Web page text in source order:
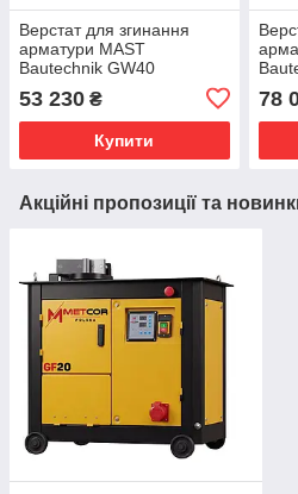
Верстат для згинання
арматури MAST
Bautechnik GW40
53 230 ₴
Купити
78
Акційні пропозиції та